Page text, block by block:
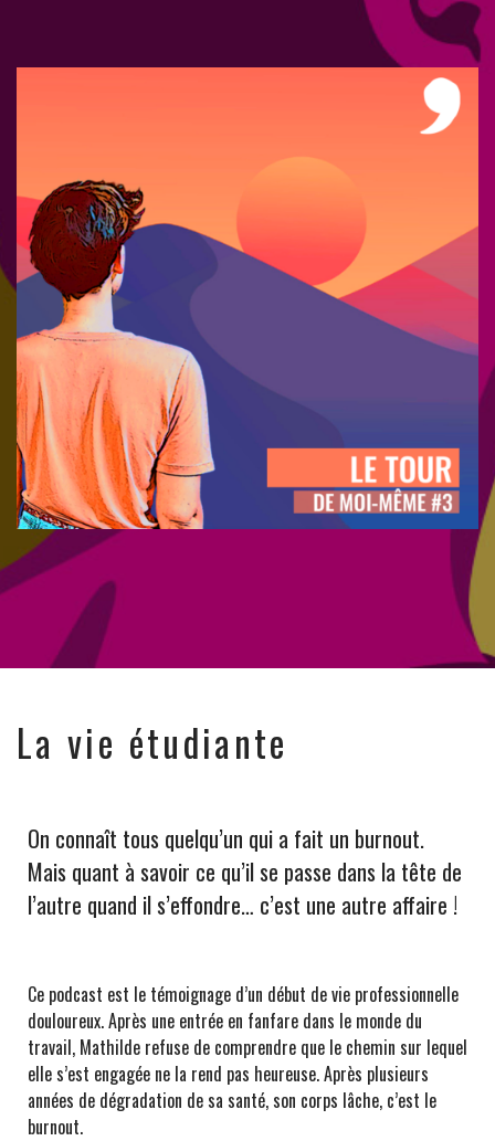
La vie étudiante
On connaît tous quelqu’un qui a fait un burnout.
Mais quant à savoir ce qu’il se passe dans la tête de
l’autre quand il s’effondre… c’est une autre affaire !
Ce podcast est le témoignage d’un début de vie professionnelle
douloureux. Après une entrée en fanfare dans le monde du
travail, Mathilde refuse de comprendre que le chemin sur lequel
elle s’est engagée ne la rend pas heureuse. Après plusieurs
années de dégradation de sa santé, son corps lâche, c’est le
burnout.